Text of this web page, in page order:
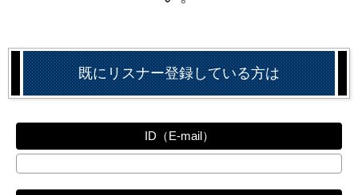
既にリスナー登録している方は
ID（E-mail）